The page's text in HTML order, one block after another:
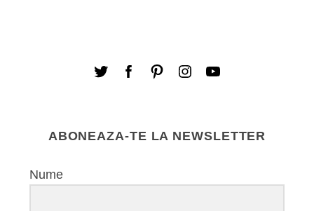
ABONEAZA-TE LA NEWSLETTER
Nume